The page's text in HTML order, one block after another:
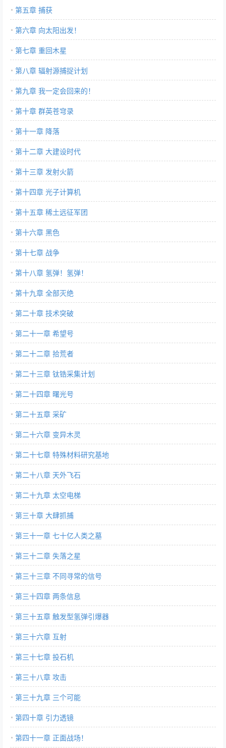
第五章 捕获
第六章 向太阳出发！
第七章 重回木星
第八章 辐射源捕捉计划
第九章 我一定会回来的！
第十章 群英苍穹录
第十一章 降落
第十二章 大建设时代
第十三章 发射火箭
第十四章 光子计算机
第十五章 稀土远征军团
第十六章 黑色
第十七章 战争
第十八章 氢弹！氢弹！
第十九章 全部灭绝
第二十章 技术突破
第二十一章 希望号
第二十二章 拾荒者
第二十三章 钛锆采集计划
第二十四章 曙光号
第二十五章 采矿
第二十六章 变异木灵
第二十七章 特殊材料研究基地
第二十八章 天外飞石
第二十九章 太空电梯
第三十章 大肆抓捕
第三十一章 七十亿人类之墓
第三十二章 失落之星
第三十三章 不同寻常的信号
第三十四章 两条信息
第三十五章 触发型氢弹引爆器
第三十六章 互射
第三十七章 投石机
第三十八章 攻击
第三十九章 三个可能
第四十章 引力透镜
第四十一章 正面战场！